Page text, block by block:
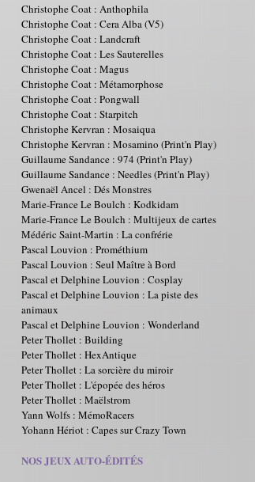
Christophe Coat : Anthophila
Christophe Coat : Cera Alba (V5)
Christophe Coat : Landcraft
Christophe Coat : Les Sauterelles
Christophe Coat : Magus
Christophe Coat : Métamorphose
Christophe Coat : Pongwall
Christophe Coat : Starpitch
Christophe Kervran : Mosaiqua
Christophe Kervran : Mosamino (Print'n Play)
Guillaume Sandance : 974 (Print'n Play)
Guillaume Sandance : Needles (Print'n Play)
Gwenaël Ancel : Dés Monstres
Marie-France Le Boulch : Kodkidam
Marie-France Le Boulch : Multijeux de cartes
Médéric Saint-Martin : La confrérie
Pascal Louvion : Prométhium
Pascal Louvion : Seul Maître à Bord
Pascal et Delphine Louvion : Cosplay
Pascal et Delphine Louvion : La piste des
animaux
Pascal et Delphine Louvion : Wonderland
Peter Thollet : Building
Peter Thollet : HexAntique
Peter Thollet : La sorcière du miroir
Peter Thollet : L'épopée des héros
Peter Thollet : Maëlstrom
Yann Wolfs : MémoRacers
Yohann Hériot : Capes sur Crazy Town
NOS JEUX AUTO-ÉDITÉS